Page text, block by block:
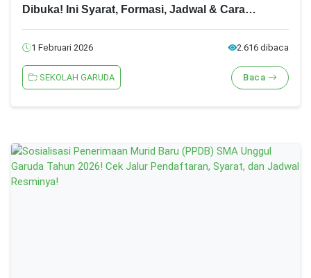
Dibuka! Ini Syarat, Formasi, Jadwal & Cara
1 Februari 2026 2.616 dibaca
SEKOLAH GARUDA Baca